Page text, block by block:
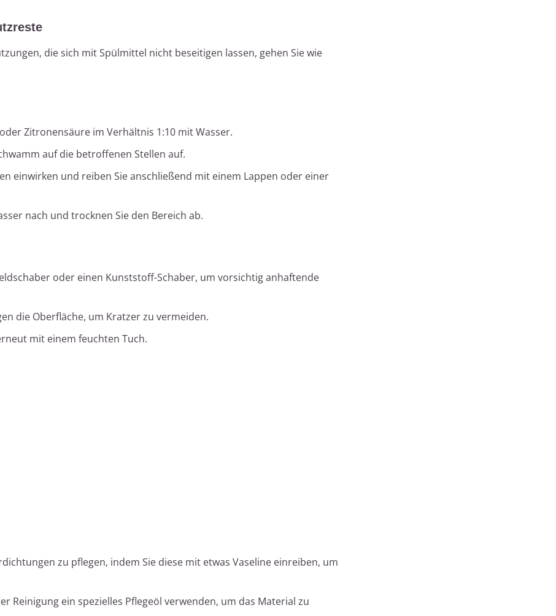
die sich mit Spülmittel nicht beseitigen lassen, gehen Sie wie
Zitronensäure im Verhältnis 1:10 mit Wasser.
auf die betroffenen Stellen auf.
einwirken und reiben Sie anschließend mit einem Lappen oder einer
nach und trocknen Sie den Bereich ab.
oder einen Kunststoff-Schaber, um vorsichtig anhaftende
die Oberfläche, um Kratzer zu vermeiden.
mit einem feuchten Tuch.
zu pflegen, indem Sie diese mit etwas Vaseline einreiben, um
Reinigung ein spezielles Pflegeöl verwenden, um das Material zu